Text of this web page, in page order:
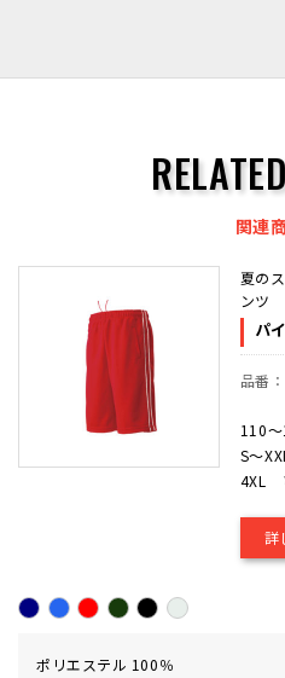
関連
夏の
ンツ
パ
品番
110
S～
4XL
詳
ポリエステル 100％